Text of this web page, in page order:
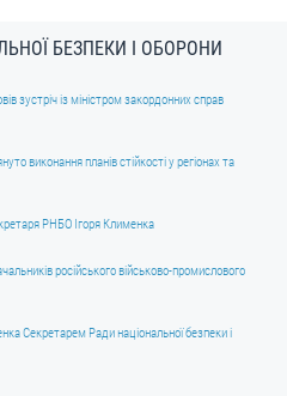
БЕЗПЕКИ І ОБОРОНИ
зустріч із міністром закордонних справ
виконання планів стійкості у регіонах та
РНБО Ігоря Клименка
російського військово-промислового
Секретарем Ради національної безпеки і